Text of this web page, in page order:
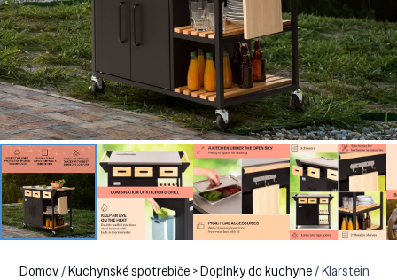
Domov/Kuchynské spotrebiče > Doplnky do kuchyne/ Klarstein